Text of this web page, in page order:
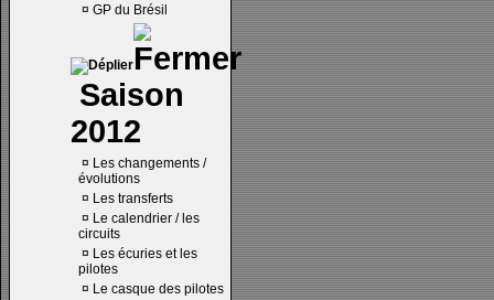
¤ GP du Brésil
Saison
2012
¤ Les changements /
évolutions
¤ Les transferts
¤ Le calendrier / les
circuits
¤ Les écuries et les
pilotes
¤ Le casque des pilotes